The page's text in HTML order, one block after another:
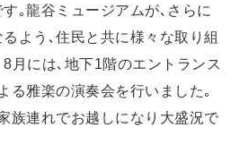
｡龍谷ミュージアムが､さらに
よう､住民と共に様々な取り組
月には､地下1階のエントランス
る雅楽の演奏会を行いました｡
族連れでお越しになり大盛況で